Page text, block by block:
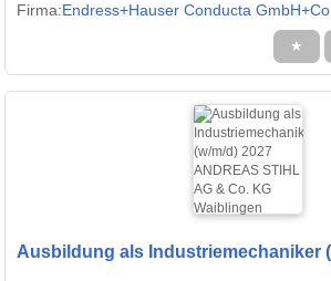
Firma:Endress+Hauser Conducta
★
Ausbildung als Industriemechaniker